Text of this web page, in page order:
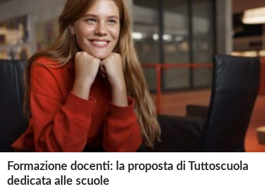
Formazione docenti: la proposta di Tuttoscuola
dedicata alle scuole